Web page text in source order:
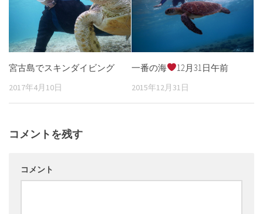
宮古島でスキンダイビング
2017年4月10日
一番の海 12月31日午前
2015年12月31日
コメントを残す
コメント